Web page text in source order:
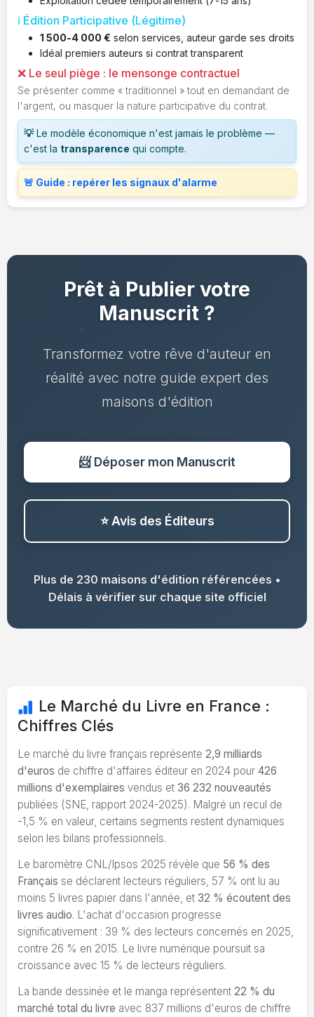
ℹ️ Édition Participative (Légitime)
1 500-4 000 € selon services, auteur garde ses droits
Idéal premiers auteurs si contrat transparent
❌ Le seul piège : le mensonge contractuel
Se présenter comme « traditionnel » tout en demandant de
l'argent, ou masquer la nature participative du contrat.
💡Le modèle économique n'est jamais le problème —
c'est la transparence qui compte.
🚨 Guide : repérer les signaux d'alarme
Prêt à Publier votre
Manuscrit ?
Transformez votre rêve d'auteur en
réalité avec notre guide expert des
maisons d'édition
📨 Déposer mon Manuscrit
⭐ Avis des Éditeurs
Plus de 230 maisons d'édition référencées •
Délais à vérifier sur chaque site officiel
Le Marché du Livre en France :
Chiffres Clés
Le marché du livre français représente 2,9 milliards
d'euros de chiffre d'affaires éditeur en 2024 pour 426
millions d'exemplaires vendus et 36 232 nouveautés
publiées (SNE, rapport 2024-2025). Malgré un recul de
-1,5 % en valeur, certains segments restent dynamiques
selon les bilans professionnels.
Le baromètre CNL/Ipsos 2025 révèle que 56 % des
Français se déclarent lecteurs réguliers, 57 % ont lu au
moins 5 livres papier dans l'année, et 32 % écoutent des
livres audio. L'achat d'occasion progresse
significativement : 39 % des lecteurs concernés en 2025,
contre 26 % en 2015. Le livre numérique poursuit sa
croissance avec 15 % de lecteurs réguliers.
La bande dessinée et le manga représentent 22 % du
marché total du livre avec 837 millions d'euros de chiffre